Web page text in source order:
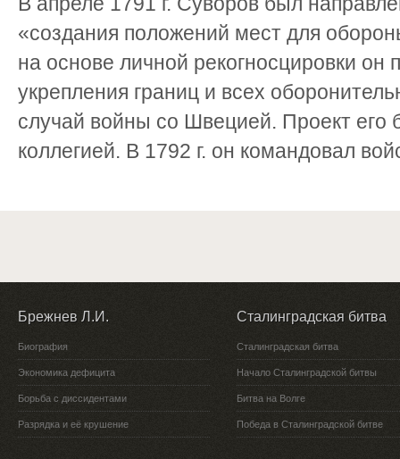
«создания положений мест для
на основе личной рекогносцировки он
укрепления границ и всех
случай войны со Швецией. Проект его
коллегией. В 1792 г. он командовал
Брежнев Л.И.
Биография
Экономика дефицита
Борьба с диссидентами
Разрядка и её крушение
Сталинградская битва
Сталинградская битва
Начало Сталинградской битвы
Битва на Волге
Победа в Сталинградской битве